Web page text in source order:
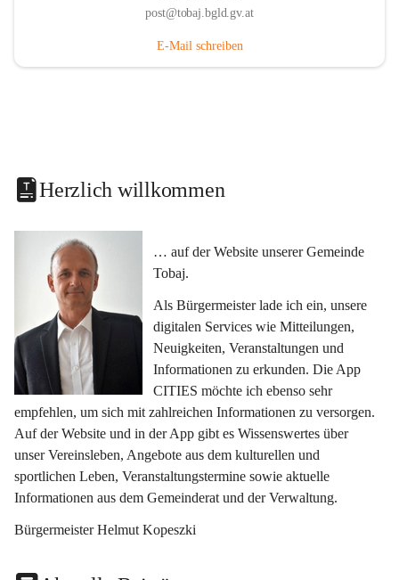
post@tobaj.bgld.gv.at
E-Mail schreiben
Herzlich willkommen
… auf der Website unserer Gemeinde
Tobaj.
Als Bürgermeister lade ich ein, unsere
digitalen Services wie Mitteilungen,
Neuigkeiten, Veranstaltungen und
Informationen zu erkunden. Die App
CITIES möchte ich ebenso sehr
empfehlen, um sich mit zahlreichen Informationen zu versorgen.
Auf der Website und in der App gibt es Wissenswertes über
unser Vereinsleben, Angebote aus dem kulturellen und
sportlichen Leben, Veranstaltungstermine sowie aktuelle
Informationen aus dem Gemeinderat und der Verwaltung.
Bürgermeister Helmut Kopeszki